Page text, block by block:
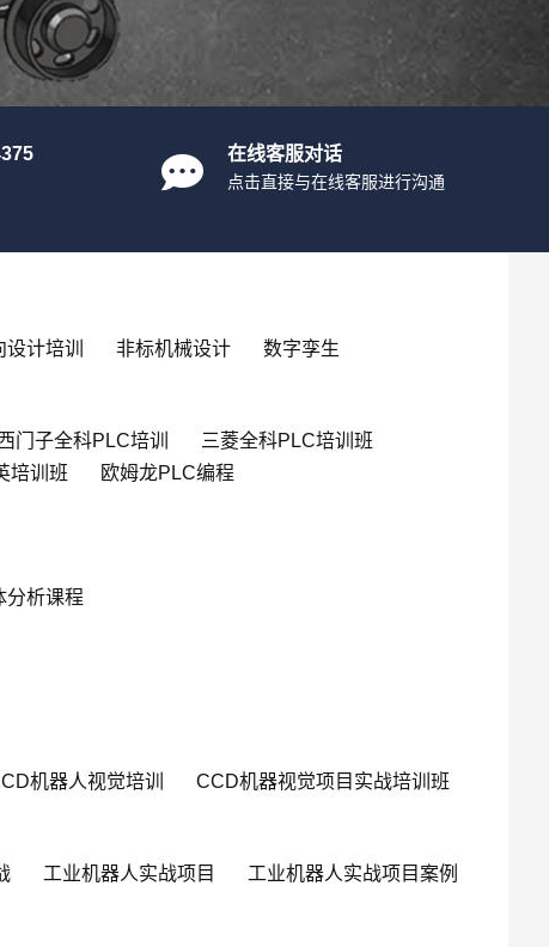
在线客服对话
点击直接与在线客服进行沟通
设计培训 非标机械设计 数字孪生
门子全科PLC培训
三菱全科PLC培训班
培训班
欧姆龙PLC编程
析课程
机器人视觉培训 CCD机器视觉项目实战培训班
工业机器人实战项目
工业机器人实战项目案例